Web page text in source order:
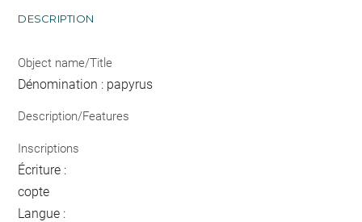
DESCRIPTION
Object name/Title
Dénomination : papyrus
Description/Features
Inscriptions
Écriture :
copte
Langue :